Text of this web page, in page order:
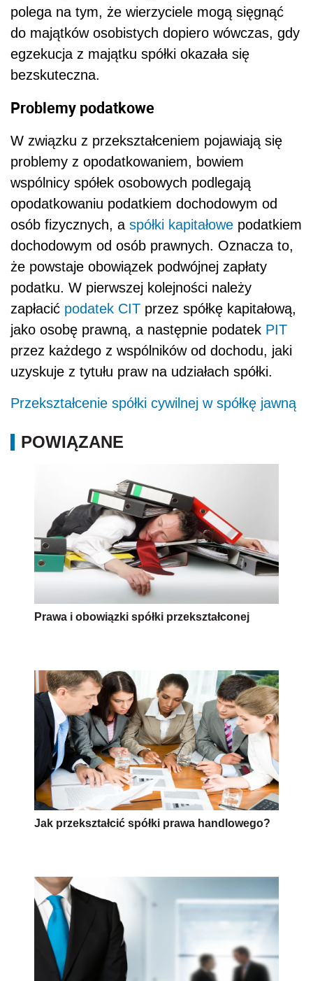
polega na tym, że wierzyciele mogą sięgnąć
do majątków osobistych dopiero wówczas, gdy
egzekucja z majątku spółki okazała się
bezskuteczna.
Problemy podatkowe
W związku z przekształceniem pojawiają się
problemy z opodatkowaniem, bowiem
wspólnicy spółek osobowych podlegają
opodatkowaniu podatkiem dochodowym od
osób fizycznych, a spółki kapitałowe podatkiem
dochodowym od osób prawnych. Oznacza to,
że powstaje obowiązek podwójnej zapłaty
podatku. W pierwszej kolejności należy
zapłacić podatek CIT przez spółkę kapitałową,
jako osobę prawną, a następnie podatek PIT
przez każdego z wspólników od dochodu, jaki
uzyskuje z tytułu praw na udziałach spółki.
Przekształcenie spółki cywilnej w spółkę jawną
POWIĄZANE
Prawa i obowiązki spółki przekształconej
Jak przekształcić spółki prawa handlowego?